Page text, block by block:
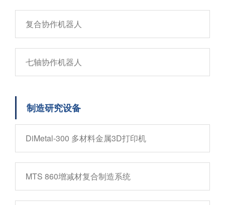
复合协作机器人
七轴协作机器人
制造研究设备
DiMetal-300 多材料金属3D打印机
MTS 860增减材复合制造系统